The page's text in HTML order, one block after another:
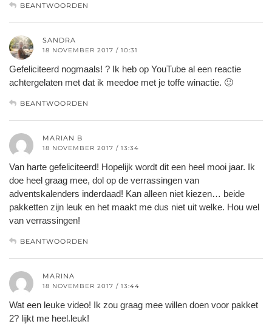
BEANTWOORDEN
SANDRA
18 NOVEMBER 2017 / 10:31
Gefeliciteerd nogmaals! ? Ik heb op YouTube al een reactie
achtergelaten met dat ik meedoe met je toffe winactie. 🙂
BEANTWOORDEN
MARIAN B
18 NOVEMBER 2017 / 13:34
Van harte gefeliciteerd! Hopelijk wordt dit een heel mooi jaar. Ik
doe heel graag mee, dol op de verrassingen van
adventskalenders inderdaad! Kan alleen niet kiezen… beide
pakketten zijn leuk en het maakt me dus niet uit welke. Hou wel
van verrassingen!
BEANTWOORDEN
MARINA
18 NOVEMBER 2017 / 13:44
Wat een leuke video! Ik zou graag mee willen doen voor pakket
2? lijkt me heel.leuk!